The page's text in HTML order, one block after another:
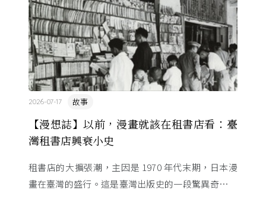
【漫想誌】以前，漫畫就該在租書店看：臺
灣租書店興衰小史
故事
2026-07-17
租書店的大擴張潮，主因是 1970 年代末期，日本漫
畫在臺灣的盛行。這是臺灣出版史的一段驚異奇航。